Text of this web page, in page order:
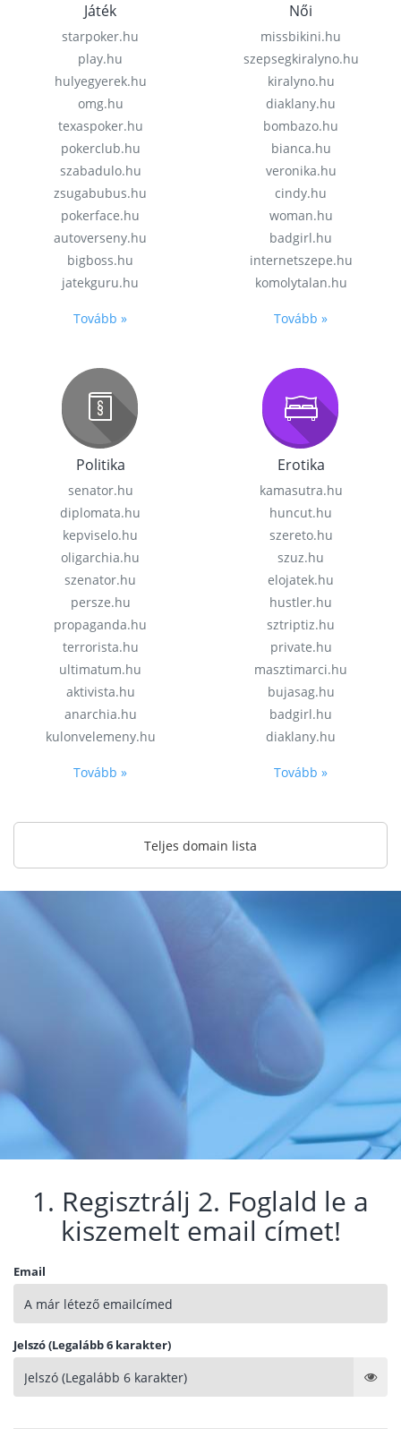
Játék
starpoker.hu
play.hu
hulyegyerek.hu
omg.hu
texaspoker.hu
pokerclub.hu
szabadulo.hu
zsugabubus.hu
pokerface.hu
autoverseny.hu
bigboss.hu
jatekguru.hu
Tovább »
Női
missbikini.hu
szepsegkiralyno.hu
kiralyno.hu
diaklany.hu
bombazo.hu
bianca.hu
veronika.hu
cindy.hu
woman.hu
badgirl.hu
internetszepe.hu
komolytalan.hu
Tovább »
Politika
senator.hu
diplomata.hu
kepviselo.hu
oligarchia.hu
szenator.hu
persze.hu
propaganda.hu
terrorista.hu
ultimatum.hu
aktivista.hu
anarchia.hu
kulonvelemeny.hu
Tovább »
Erotika
kamasutra.hu
huncut.hu
szereto.hu
szuz.hu
elojatek.hu
hustler.hu
sztriptiz.hu
private.hu
masztimarci.hu
bujasag.hu
badgirl.hu
diaklany.hu
Tovább »
Teljes domain lista
1. Regisztrálj 2. Foglald le a
kiszemelt email címet!
Email
Jelszó (Legalább 6 karakter)